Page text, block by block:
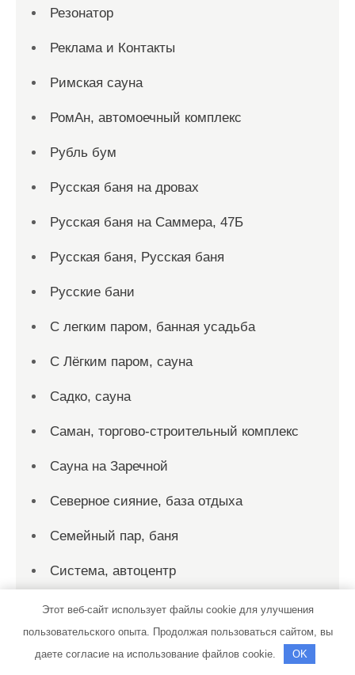
Резонатор
Реклама и Контакты
Римская сауна
РомАн, автомоечный комплекс
Рубль бум
Русская баня на дровах
Русская баня на Саммера, 47Б
Русская баня, Русская баня
Русские бани
С легким паром, банная усадьба
С Лёгким паром, сауна
Садко, сауна
Саман, торгово-строительный комплекс
Сауна на Заречной
Северное сияние, база отдыха
Семейный пар, баня
Система, автоцентр
Скиф, автомойка
Соната, автотехцентр
Этот веб-сайт использует файлы cookie для улучшения
пользовательского опыта. Продолжая пользоваться сайтом, вы
даете согласие на использование файлов cookie.
OK